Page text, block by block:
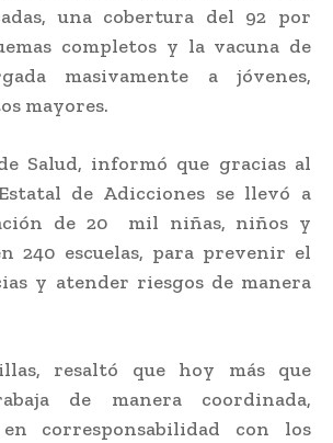
una cobertura del 92 por
completos y la vacuna de
masivamente a jóvenes,
mayores.
Salud, informó que gracias al
de Adicciones se llevó a
de 20 mil niñas, niños y
240 escuelas, para prevenir el
y atender riesgos de manera
resaltó que hoy más que
de manera coordinada,
corresponsabilidad con los